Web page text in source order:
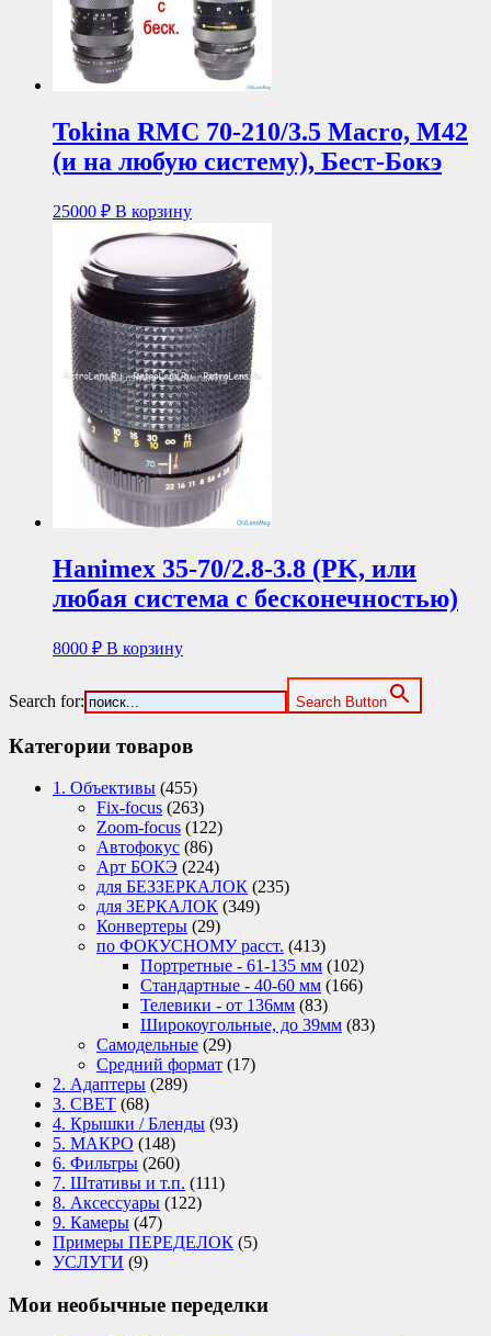
Tokina RMC 70-210/3.5 Macro, М42
(и на любую систему), Бест-Бокэ
25000 ₽ В корзину
Hanimex 35-70/2.8-3.8 (PK, или
любая система с бесконечностью)
8000 ₽ В корзину
Search for: Search Button
Категории товаров
1. Объективы (455)
Fix-focus (263)
Zoom-focus (122)
Автофокус (86)
Арт БОКЭ (224)
для БЕЗЗЕРКАЛОК (235)
для ЗЕРКАЛОК (349)
Конвертеры (29)
по ФОКУСНОМУ расст. (413)
Портретные - 61-135 мм (102)
Стандартные - 40-60 мм (166)
Телевики - от 136мм (83)
Широкоугольные, до 39мм (83)
Самодельные (29)
Средний формат (17)
2. Адаптеры (289)
3. СВЕТ (68)
4. Крышки / Бленды (93)
5. МАКРО (148)
6. Фильтры (260)
7. Штативы и т.п. (111)
8. Аксессуары (122)
9. Камеры (47)
Примеры ПЕРЕДЕЛОК (5)
УСЛУГИ (9)
Мои необычные переделки